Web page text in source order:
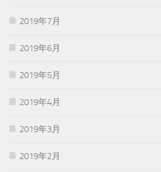
2019年7月
2019年6月
2019年5月
2019年4月
2019年3月
2019年2月